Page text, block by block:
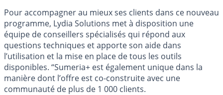
Pour accompagner au mieux ses clients dans ce nouveau
programme, Lydia Solutions met à disposition une
équipe de conseillers spécialisés qui répond aux
questions techniques et apporte son aide dans
l’utilisation et la mise en place de tous les outils
disponibles. “Sumeria+ est également unique dans la
manière dont l’offre est co-construite avec une
communauté de plus de 1 000 clients.